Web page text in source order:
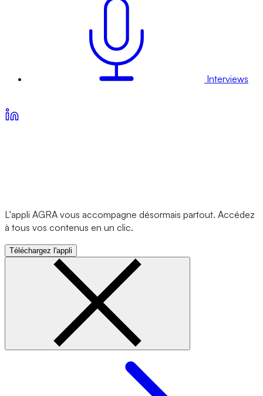
Interviews
L'appli AGRA vous accompagne désormais partout. Accédez
à tous vos contenus en un clic.
Téléchargez l'appli